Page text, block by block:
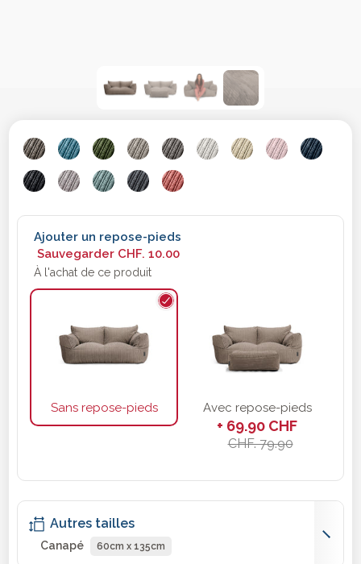
Ajouter un repose-pieds
Sauvegarder CHF. 10.00
À l'achat de ce produit
Sans repose-pieds Avec repose-pieds
+ 69.90 CHF
CHF. 79.90
Autres tailles
Canapé 60cm x 135cm